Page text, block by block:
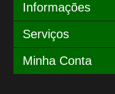
Informações
Serviços
Minha Conta